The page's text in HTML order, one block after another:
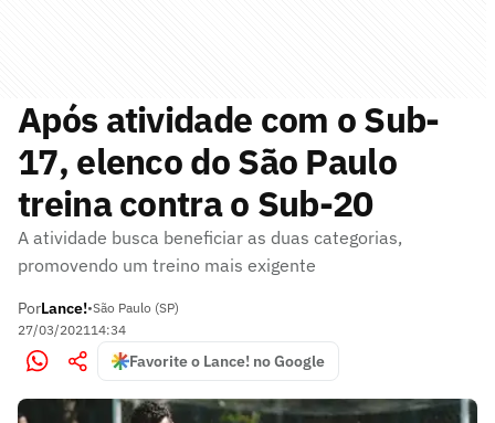
Após atividade com o Sub-
17, elenco do São Paulo
treina contra o Sub-20
A atividade busca beneficiar as duas categorias,
promovendo um treino mais exigente
PorLance!•São Paulo (SP)
27/03/202114:34
Favorite o Lance! no Google